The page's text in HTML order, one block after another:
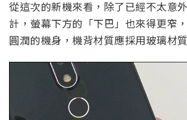
從這次的新機來看，除了已經不太意
計，螢幕下方的「下巴」也來得更窄
圓潤的機身，機背材質應採用玻璃材質